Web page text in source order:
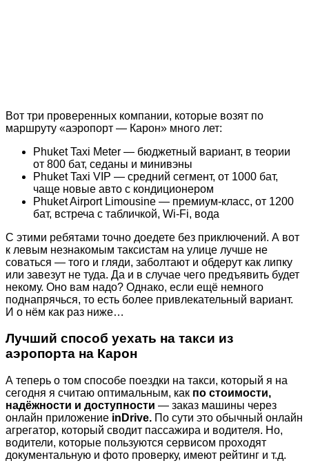
Вот три проверенных компании, которые возят по
маршруту «аэропорт — Карон» много лет:
Phuket Taxi Meter — бюджетный вариант, в теории
от 800 бат, седаны и минивэны
Phuket Taxi VIP — средний сегмент, от 1000 бат,
чаще новые авто с кондиционером
Phuket Airport Limousine — премиум-класс, от 1200
бат, встреча с табличкой, Wi-Fi, вода
С этими ребятами точно доедете без приключений. А вот
к левым незнакомым таксистам на улице лучше не
соваться — того и гляди, заболтают и обдерут как липку
или завезут не туда. Да и в случае чего предъявить будет
некому. Оно вам надо? Однако, если ещё немного
поднапрячься, то есть более привлекательный вариант.
И о нём как раз ниже…
Лучший способ уехать на такси из
аэропорта на Карон
А теперь о том способе поездки на такси, который я на
сегодня я считаю оптимальным, как по стоимости,
надёжности и доступности — заказ машины через
онлайн приложение inDrive. По сути это обычный онлайн
агрегатор, который сводит пассажира и водителя. Но,
водители, которые пользуются сервисом проходят
документальную и фото проверку, имеют рейтинг и т.д.